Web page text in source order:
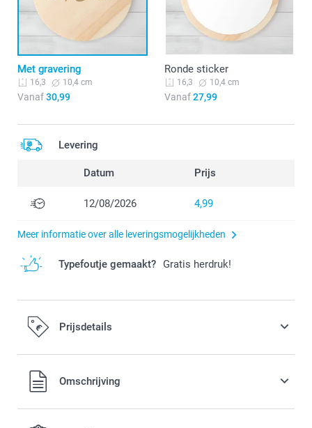
Met gravering
16,3 10,4 cm
Vanaf30,99
Ronde sticker
16,3 10,4 cm
Vanaf27,99
Levering
Datum Prijs
12/08/2026 4,99
Meer informatie over alle leveringsmogelijkheden
Typefoutje gemaakt? Gratis herdruk!
Prijsdetails
Alle prijzen zijn in EURO (€) inclusief BTW en exclusief
verzendkosten.Omschrijving